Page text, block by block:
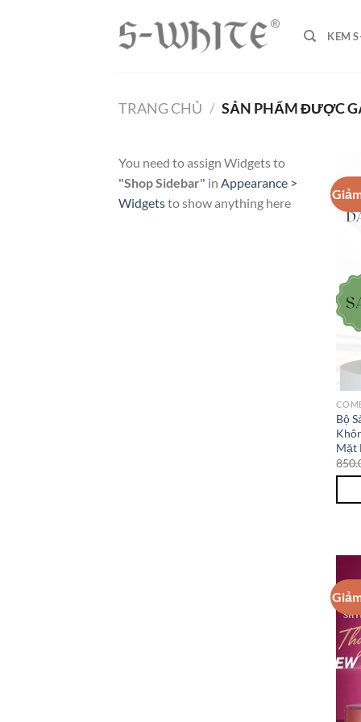
KEM
TRANG CHỦ / SẢN PHẨM ĐƯỢC
You need to assign Widgets to
"Shop Sidebar" in Appearance >
Widgetsto show anything here
Bộ
Mặt